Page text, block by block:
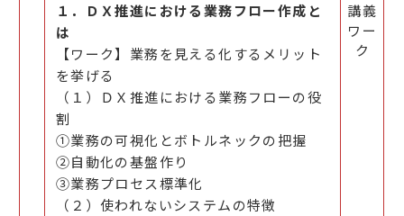
１．ＤＸ推進における業務フロー作成と
は
【ワーク】業務を見える化するメリット
を挙げる
（１）ＤＸ推進における業務フローの役
割
①業務の可視化とボトルネックの把握
②自動化の基盤作り
③業務プロセス標準化
（２）使われないシステムの特徴
講義
ワー
ク